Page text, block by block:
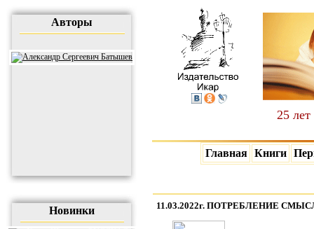
Авторы
Новинки
25
Главная Книги
11.03.2022г. ПОТРЕБЛЕНИЕ